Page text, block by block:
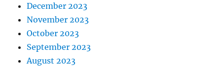
December 2023
November 2023
October 2023
September 2023
August 2023